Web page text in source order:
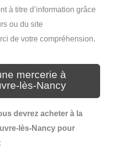
à titre d’information grâce
ou du site
de votre compréhension.
mercerie à
lès-Nancy
devrez acheter à la
lès-Nancy pour